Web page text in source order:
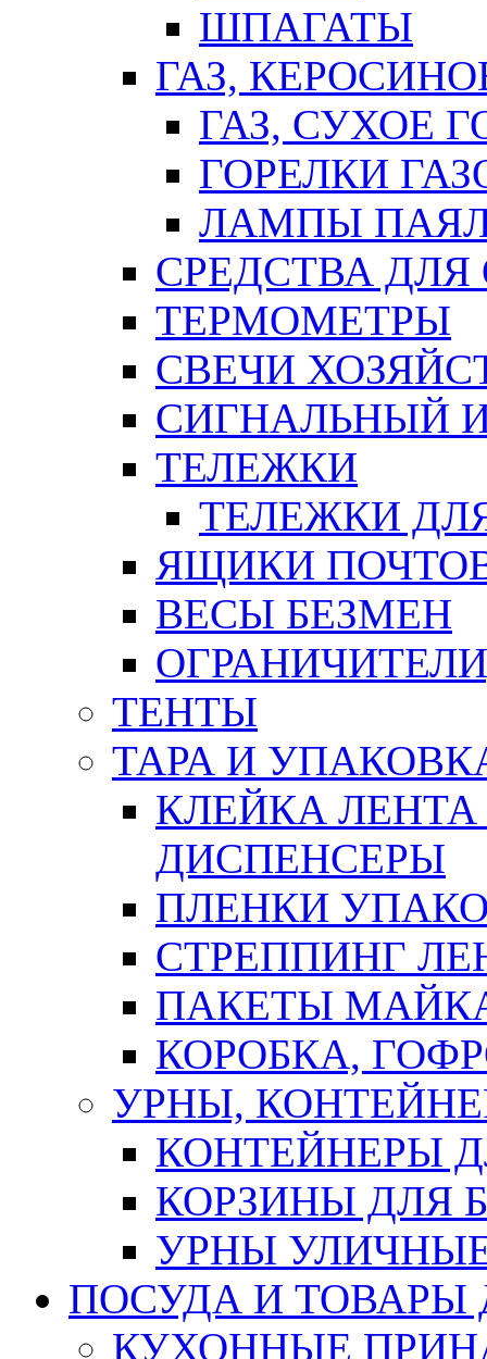
ШПАГАТЫ
ГАЗ,
ГАЗ, СУХОЕ
ГОРЕЛКИ
ЛАМПЫ
СРЕДСТВА
ТЕРМОМЕТРЫ
СВЕЧИ
СИГНАЛЬНЫЙ
ТЕЛЕЖКИ
ТЕЛЕЖКИ
ЯЩИКИ
ВЕСЫ БЕЗМЕН
ТЕНТЫ
ТАРА И
КЛЕЙКА
ДИСПЕНСЕРЫ
ПЛЕНКИ
СТРЕППИНГ
ПАКЕТЫ
КОРОБКА,
УРНЫ,
КОНТЕЙНЕРЫ
КОРЗИНЫ ДЛЯ
УРНЫ
ПОСУДА И ТОВАРЫ
КУХОННЫЕ